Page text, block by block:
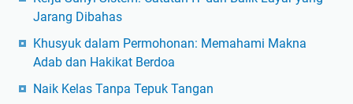
Jarang Dibahas
Khusyuk dalam Permohonan: Memahami Makna
Adab dan Hakikat Berdoa
Naik Kelas Tanpa Tepuk Tangan